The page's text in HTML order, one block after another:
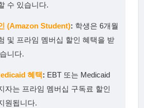
수 있습니다.
(Amazon Student): 학생은 6개월
및 프라임 멤버십 할인 혜택을 받
니다.
혜택: EBT 또는 Medicaid
자는 프라임 멤버십 구독료 할인
원됩니다.